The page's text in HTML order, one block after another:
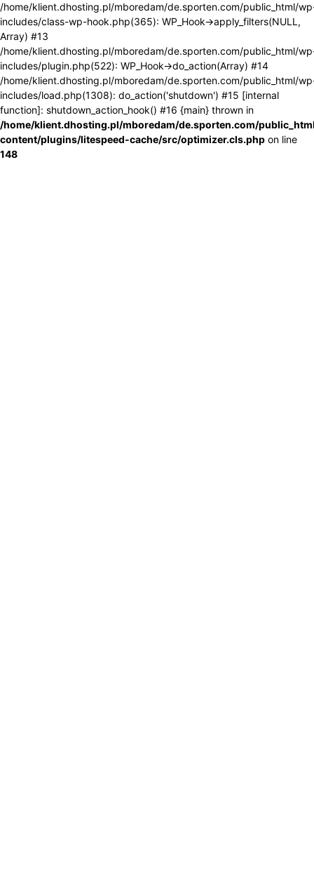
/home/klient.dhosting.pl/mboredam/de.sporten.com/public_html/
includes/class-wp-hook.php(365): WP_Hook->apply_filters(NULL,
Array) #13
/home/klient.dhosting.pl/mboredam/de.sporten.com/public_html/
includes/plugin.php(522): WP_Hook->do_action(Array) #14
/home/klient.dhosting.pl/mboredam/de.sporten.com/public_html/
includes/load.php(1308): do_action('shutdown') #15 [internal
function]: shutdown_action_hook() #16 {main} thrown in
/home/klient.dhosting.pl/mboredam/de.sporten.com/
content/plugins/litespeed-cache/src/optimizer.cls.php on line
148